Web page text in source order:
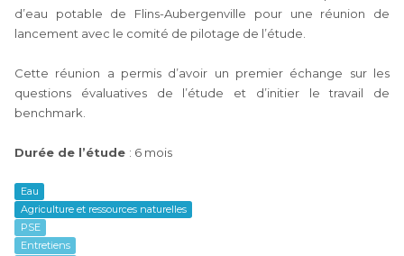
d’eau potable de Flins-Aubergenville pour une réunion de
lancement avec le comité de pilotage de l’étude.
Cette réunion a permis d’avoir un premier échange sur les
questions évaluatives de l’étude et d’initier le travail de
benchmark.
Durée de l’étude : 6 mois
Eau
Agriculture et ressources naturelles
PSE
Entretiens